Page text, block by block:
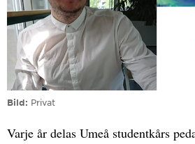
Bild Privat
Varje år delas Umeå studentkårs